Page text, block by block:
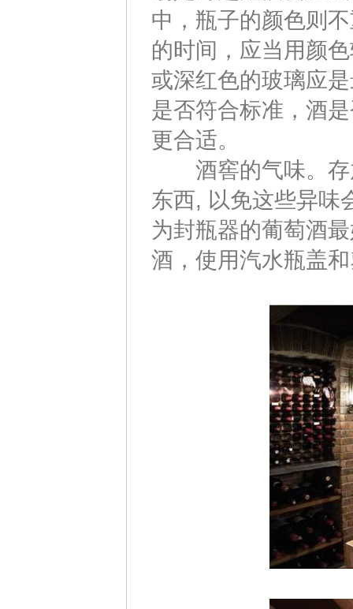
中，瓶子的颜色则
的时间，应当用颜
或深红色的玻璃应
是否符合标准，酒
更合适。
酒窖的气味。存
东西, 以免这些异味
为封瓶器的葡萄酒
酒，使用汽水瓶盖